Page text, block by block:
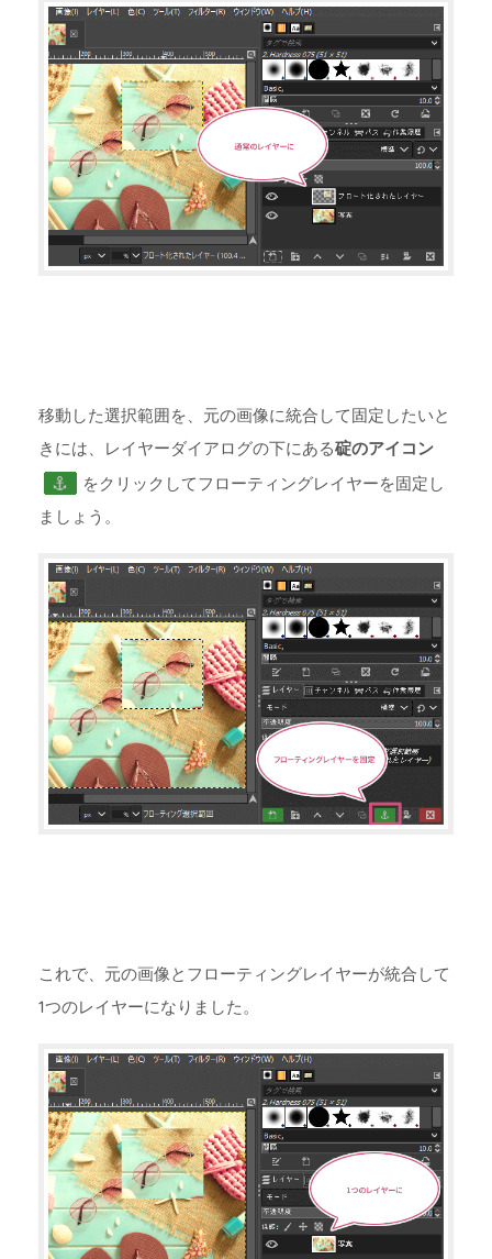
移動した選択範囲を、元の画像に統合して固定したいと
きには、レイヤーダイアログの下にある碇のアイコン
をクリックしてフローティングレイヤーを固定し
ましょう。
これで、元の画像とフローティングレイヤーが統合して
1つのレイヤーになりました。